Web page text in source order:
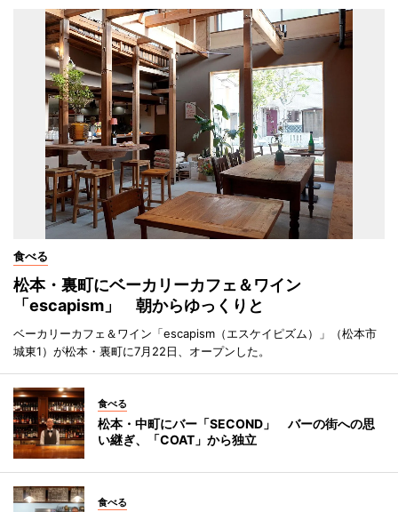
食べる
松本・裏町にベーカリーカフェ＆ワイン
「escapism」 朝からゆっくりと
ベーカリーカフェ＆ワイン「escapism（エスケイピズム）」（松本市
城東1）が松本・裏町に7月22日、オープンした。
食べる
松本・中町にバー「SECOND」 バーの街への思
い継ぎ、「COAT」から独立
食べる